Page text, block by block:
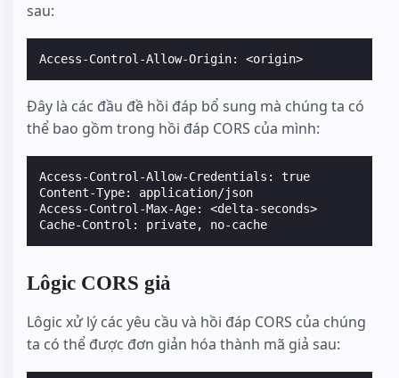
sau:
Đây là các đầu đề hồi đáp bổ sung mà chúng ta có
thể bao gồm trong hồi đáp CORS của mình:
Access-Control-Allow-Credentials: true
Content-Type: application/json
Access-Control-Max-Age: <delta-seconds>
Lôgic CORS giả
Lôgic xử lý các yêu cầu và hồi đáp CORS của chúng
ta có thể được đơn giản hóa thành mã giả sau: